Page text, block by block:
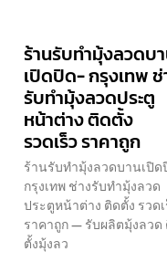
ร้านรับทำมุ้งลวดบ
เปิดปิด- กรุงเทพ ช่
รับทำมุ้งลวดประตู
หน้าต่าง ติดตั้ง
รวดเร็ว ราคาถูก
ร้านรับทำมุ้งลวดบานเปิ
กรุงเทพ ช่างรับทำมุ้งลวด
ประตูหน้าต่าง ติดตั้ง รวด
ราคาถูก — รับผลิตมุ้งลวด
ตั้งมุ้งลว